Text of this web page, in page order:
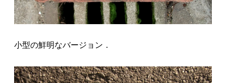
小型の鮮明なバージョン．